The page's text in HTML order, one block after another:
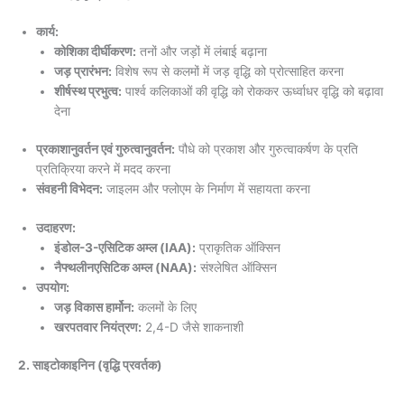
कार्य:
कोशिका दीर्घीकरण: तनों और जड़ों में लंबाई बढ़ाना
जड़ प्रारंभन: विशेष रूप से कलमों में जड़ वृद्धि को प्रोत्साहित करना
शीर्षस्थ प्रभुत्व: पार्श्व कलिकाओं की वृद्धि को रोककर ऊर्ध्वाधर वृद्धि को बढ़ावा
देना
प्रकाशानुवर्तन एवं गुरुत्वानुवर्तन: पौधे को प्रकाश और गुरुत्वाकर्षण के प्रति
प्रतिक्रिया करने में मदद करना
संवहनी विभेदन: जाइलम और फ्लोएम के निर्माण में सहायता करना
उदाहरण:
इंडोल-3-एसिटिक अम्ल (IAA): प्राकृतिक ऑक्सिन
नैफ्थलीनएसिटिक अम्ल (NAA): संश्लेषित ऑक्सिन
उपयोग:
जड़ विकास हार्मोन: कलमों के लिए
खरपतवार नियंत्रण: 2,4-D जैसे शाकनाशी
2. साइटोकाइनिन (वृद्धि प्रवर्तक)